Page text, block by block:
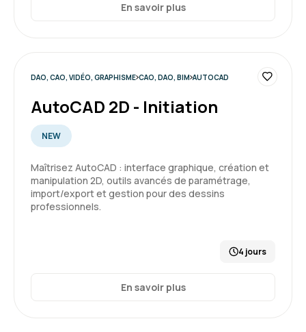
En savoir plus
DAO, CAO, VIDÉO, GRAPHISME CAO, DAO, BIM AUTOCAD
AutoCAD 2D - Initiation
NEW
Maîtrisez AutoCAD : interface graphique, création et
manipulation 2D, outils avancés de paramétrage,
import/export et gestion pour des dessins
professionnels.
4 jours
En savoir plus